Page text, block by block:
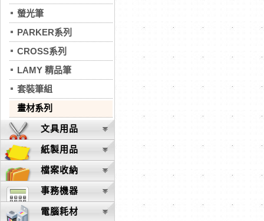
螢光筆
PARKER系列
CROSS系列
LAMY 精品筆
套裝筆組
畫材系列
文具用品
紙製用品
檔案收納
事務機器
電腦耗材